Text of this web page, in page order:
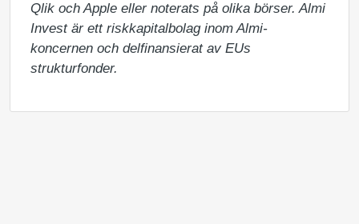
Qlik och Apple eller noterats på olika börser. Almi
Invest är ett riskkapitalbolag inom Almi-
koncernen och delfinansierat av EUs
strukturfonder.